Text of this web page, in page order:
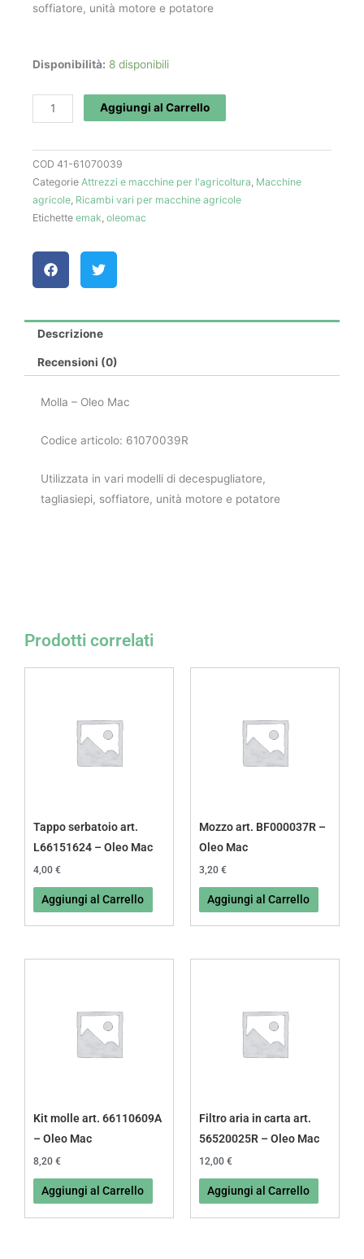
soffiatore, unità motore e potatore
Disponibilità: 8 disponibili
Molla
61070039R
-
Mac
quantità
Aggiungi al Carrello
COD 41-61070039
Categorie Attrezzi e macchine per l'agricoltura, Macchine
agricole, Ricambi vari per macchine agricole
Etichette emak, oleomac
Descrizione
Recensioni (0)
Molla – Oleo Mac
Codice articolo: 61070039R
Utilizzata in vari modelli di decespugliatore,
tagliasiepi, soffiatore, unità motore e potatore
Prodotti correlati
Tappo serbatoio art.
L66151624 – Oleo Mac
4,00 €
Aggiungi al Carrello
Mozzo art. BF000037R –
Oleo Mac
3,20 €
Aggiungi al Carrello
Kit molle art. 66110609A
– Oleo Mac
8,20 €
Aggiungi al Carrello
Filtro aria in carta art.
56520025R – Oleo Mac
12,00 €
Aggiungi al Carrello